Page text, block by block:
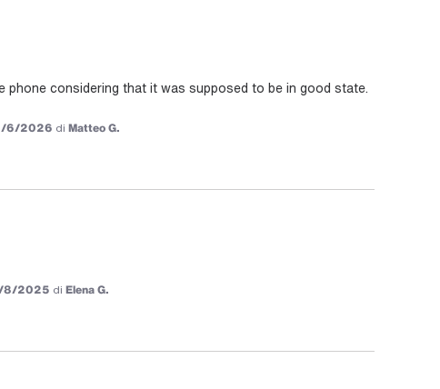
considering that it was supposed to be in good state.
6/2026 diMatteo G.
8/2025 diElena G.